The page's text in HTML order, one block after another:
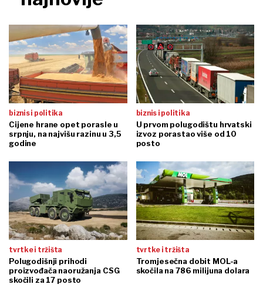
biznis i politika
Cijene hrane opet porasle u
srpnju, na najvišu razinu u 3,5
godine
biznis i politika
U prvom polugodištu hrvatski
izvoz porastao više od 10
posto
tvrtke i tržišta
Polugodišnji prihodi
proizvođača naoružanja CSG
skočili za 17 posto
tvrtke i tržišta
Tromjesečna dobit MOL-a
skočila na 786 milijuna dolara